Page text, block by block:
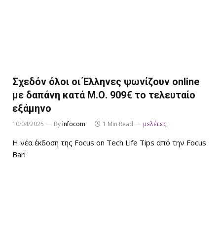
Σχεδόν όλοι οι Έλληνες ψωνίζουν online
με δαπάνη κατά Μ.Ο. 909€ το τελευταίο
εξάμηνο
10/04/2025 Byinfocom 1 Min Read μελέτες
Η νέα έκδοση της Focus on Tech Life Tips από την Focus
Bari